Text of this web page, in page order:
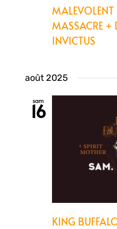
MASSACRE +
INVICTUS
août 2025
sam
16
KING